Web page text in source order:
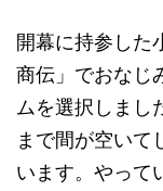
開幕に持参した
商伝」でおなじ
ムを選択しまし
まで間が空いて
います。やって